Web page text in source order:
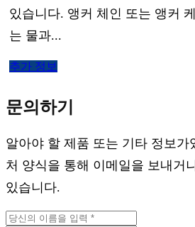
있습니다. 앵커 체인 또는 앵커
는 물과...
추가 정보
문의하기
알아야 할 제품 또는 기타 정보가
처 양식을 통해 이메일을 보내거
있습니다.